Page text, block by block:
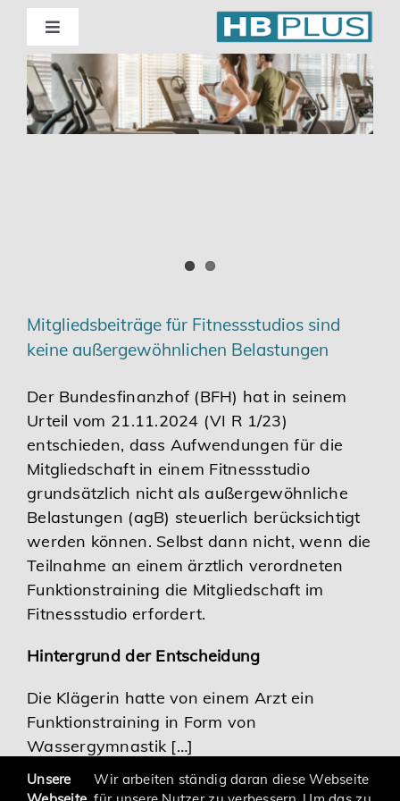
Skip
content
Toggle
Navigation
Standorte
Beratung
Karriere
Services
Mitgliedsbeiträge für Fitnessstudios sind
keine außergewöhnlichen Belastungen
Der Bundesfinanzhof (BFH) hat in seinem
Urteil vom 21.11.2024 (VI R 1/23)
entschieden, dass Aufwendungen für die
Mitgliedschaft in einem Fitnessstudio
grundsätzlich nicht als außergewöhnliche
Belastungen (agB) steuerlich berücksichtigt
werden können. Selbst dann nicht, wenn die
Teilnahme an einem ärztlich verordneten
Funktionstraining die Mitgliedschaft im
Fitnessstudio erfordert.
Hintergrund der Entscheidung
Die Klägerin hatte von einem Arzt ein
Funktionstraining in Form von
Wassergymnastik […]
Unsere
Wir arbeiten ständig daran diese Webseite